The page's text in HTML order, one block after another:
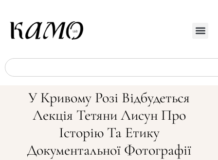
У Кривому Розі Відбудеться
Лекція Тетяни Лисун Про
Історію Та Етику
Документальної Фотографії